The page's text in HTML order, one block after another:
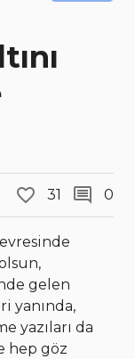
31 0
gelen
yanında,
yazıları da
hep göz